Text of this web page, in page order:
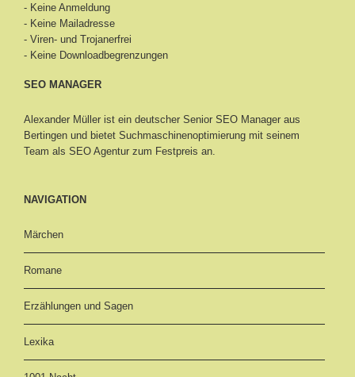
- Keine Anmeldung
- Keine Mailadresse
- Viren- und Trojanerfrei
- Keine Downloadbegrenzungen
SEO MANAGER
Alexander Müller ist ein deutscher Senior SEO Manager aus
Bertingen und bietet Suchmaschinenoptimierung mit seinem
Team als SEO Agentur zum Festpreis an.
NAVIGATION
Märchen
Romane
Erzählungen und Sagen
Lexika